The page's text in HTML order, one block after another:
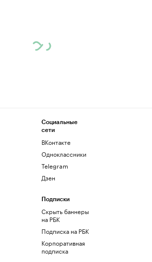
Социальные
сети
ВКонтакте
Одноклассники
Telegram
Дзен
Подписки
Скрыть баннеры
на РБК
Подписка на РБК
Корпоративная
подписка